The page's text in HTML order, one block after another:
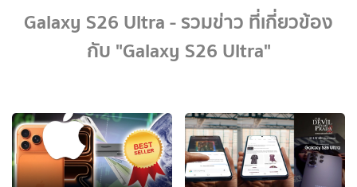
Galaxy S26 Ultra - รวมข่าว ที่เกี่ยวข้อง
กับ "Galaxy S26 Ultra"